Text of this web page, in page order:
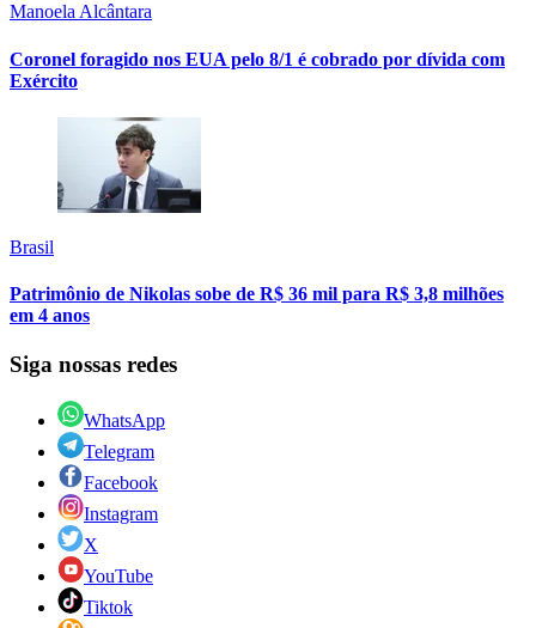
Manoela Alcântara
Coronel foragido nos EUA pelo 8/1 é cobrado por dívida com
Exército
Brasil
Patrimônio de Nikolas sobe de R$ 36 mil para R$ 3,8 milhões
em 4 anos
Siga nossas redes
WhatsApp
Telegram
Facebook
Instagram
X
YouTube
Tiktok